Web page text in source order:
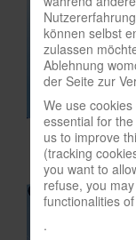
In eigener
Archivierte
können selbst
zulassen
Ablehnung
der Seite zur
We use
essential for
us to improve
(tracking
you want to
refuse, you
functionalities
.